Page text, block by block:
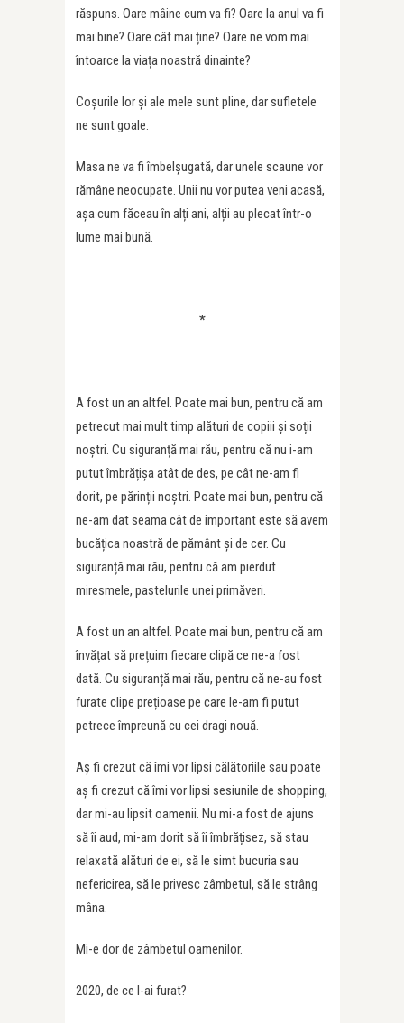
răspuns. Oare mâine cum va fi? Oare la anul va fi
mai bine? Oare cât mai ține? Oare ne vom mai
întoarce la viața noastră dinainte?
Coșurile lor și ale mele sunt pline, dar sufletele
ne sunt goale.
Masa ne va fi îmbelșugată, dar unele scaune vor
rămâne neocupate. Unii nu vor putea veni acasă,
așa cum făceau în alți ani, alții au plecat într-o
lume mai bună.
*
A fost un an altfel. Poate mai bun, pentru că am
petrecut mai mult timp alături de copiii și soții
noștri. Cu siguranță mai rău, pentru că nu i-am
putut îmbrățișa atât de des, pe cât ne-am fi
dorit, pe părinții noștri. Poate mai bun, pentru că
ne-am dat seama cât de important este să avem
bucățica noastră de pământ și de cer. Cu
siguranță mai rău, pentru că am pierdut
miresmele, pastelurile unei primăveri.
A fost un an altfel. Poate mai bun, pentru că am
învățat să prețuim fiecare clipă ce ne-a fost
dată. Cu siguranță mai rău, pentru că ne-au fost
furate clipe prețioase pe care le-am fi putut
petrece împreună cu cei dragi nouă.
Aș fi crezut că îmi vor lipsi călătoriile sau poate
aș fi crezut că îmi vor lipsi sesiunile de shopping,
dar mi-au lipsit oamenii. Nu mi-a fost de ajuns
să îi aud, mi-am dorit să îi îmbrățisez, să stau
relaxată alături de ei, să le simt bucuria sau
nefericirea, să le privesc zâmbetul, să le strâng
mâna.
Mi-e dor de zâmbetul oamenilor.
2020, de ce l-ai furat?